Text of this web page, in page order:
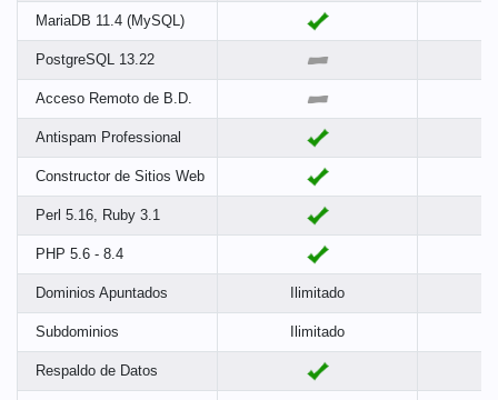
MariaDB 11.4 (MySQL)
PostgreSQL 13.22
Acceso Remoto de B.D.
Antispam Professional
Constructor de Sitios Web
Perl 5.16, Ruby 3.1
PHP 5.6 - 8.4
Dominios Apuntados Ilimitado
Subdominios Ilimitado
Respaldo de Datos